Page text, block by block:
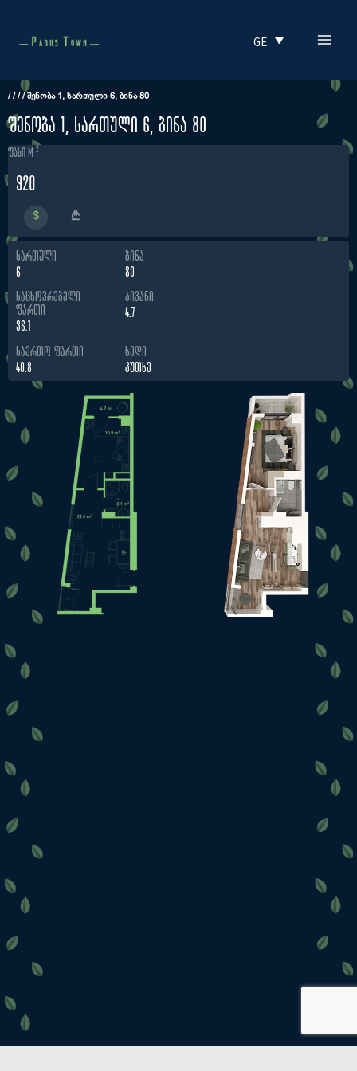
GE
////ᲨᲔᲜᲝᲑᲐ 1, ᲡᲐᲠᲗᲣᲚᲘ 6, ᲑᲘᲜᲐ 80
შენობა 1, სართული 6, ბინა 80
ფასი m 2
920
ᲡᲐᲠᲗᲣᲚᲘ
6
ᲑᲘᲜᲐ
80
ᲡᲐᲪᲮᲝᲕᲠᲔᲑᲔᲚᲘ
ᲤᲐᲠᲗᲘ
36.1
ᲐᲘᲕᲐᲜᲘ
4.7
ᲡᲐᲔᲠᲗᲝ ᲤᲐᲠᲗᲘ
40.8
ᲮᲔᲓᲘ
ᲙᲣᲗᲮᲔ